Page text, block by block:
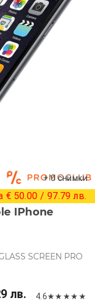
+ 0 снимки
€ 50.00 / 97.79 лв.
IPhone
SCREEN PRO
лв. 4.6★★ ★★ ★